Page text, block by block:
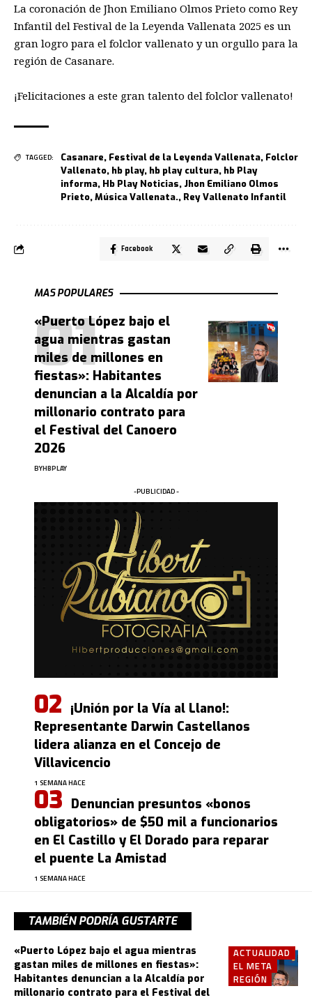
La coronación de Jhon Emiliano Olmos Prieto como Rey
Infantil del Festival de la Leyenda Vallenata 2025 es un
gran logro para el folclor vallenato y un orgullo para la
región de Casanare.
¡Felicitaciones a este gran talento del folclor vallenato!
TAGGED: Casanare, Festival de la Leyenda Vallenata, Folclor
Vallenato, hb play, hb play cultura, hb Play
informa, Hb Play Noticias, Jhon Emiliano Olmos
Prieto,Música Vallenata., Rey Vallenato Infantil
Facebook
MAS POPULARES
«Puerto López bajo el
agua mientras gastan
miles de millones en
fiestas»: Habitantes
denuncian a la Alcaldía por
millonario contrato para
el Festival del Canoero
2026
BYHBPLAY
-PUBLICIDAD -
¡Unión por la Vía al Llano!:
Representante Darwin Castellanos
lidera alianza en el Concejo de
Villavicencio
1 SEMANA HACE
Denuncian presuntos «bonos
obligatorios» de $50 mil a funcionarios
en El Castillo y El Dorado para reparar
el puente La Amistad
1 SEMANA HACE
TAMBIÉN PODRÍA GUSTARTE
ACTUALIDAD
EL META
REGIÓN
«Puerto López bajo el agua mientras
gastan miles de millones en fiestas»:
Habitantes denuncian a la Alcaldía por
millonario contrato para el Festival del